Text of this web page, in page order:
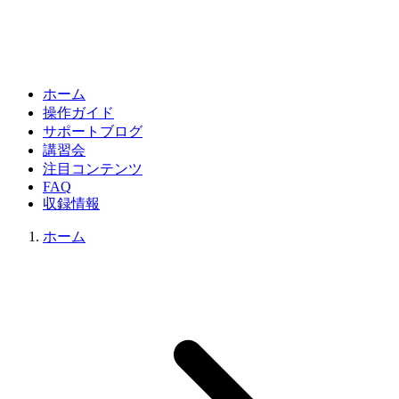
ホーム
操作ガイド
サポートブログ
講習会
注目コンテンツ
FAQ
収録情報
ホーム